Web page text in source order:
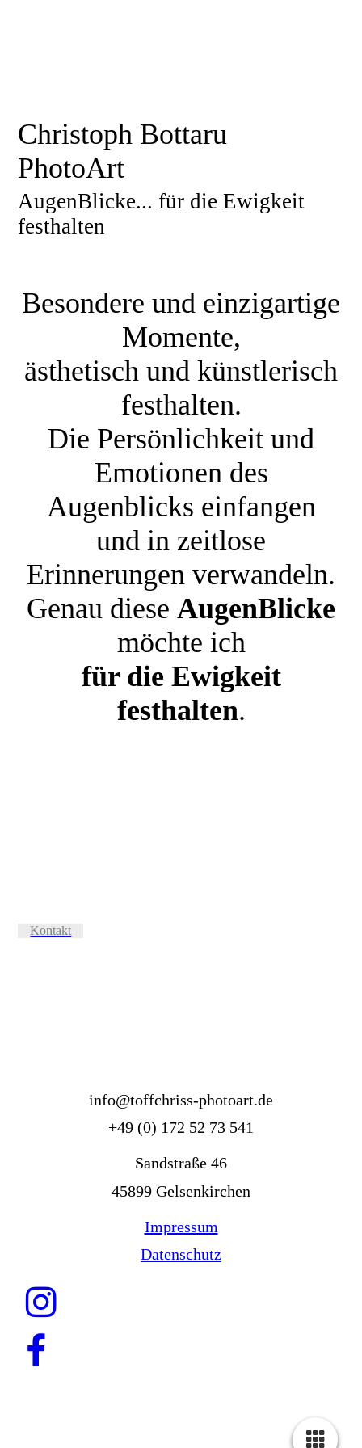
Christoph Bottaru
PhotoArt
AugenBlicke... für die Ewigkeit
festhalten
Besondere und einzigartige
Momente,
ästhetisch und künstlerisch
festhalten.
Die Persönlichkeit und
Emotionen des
Augenblicks einfangen
und in zeitlose
Erinnerungen verwandeln.
Genau diese AugenBlicke
möchte ich
für die Ewigkeit
festhalten.
Kontakt
info@toffchriss-photoart.de
+49 (0) 172 52 73 541
Sandstraße 46
45899 Gelsenkirchen
Impressum
Datenschutz